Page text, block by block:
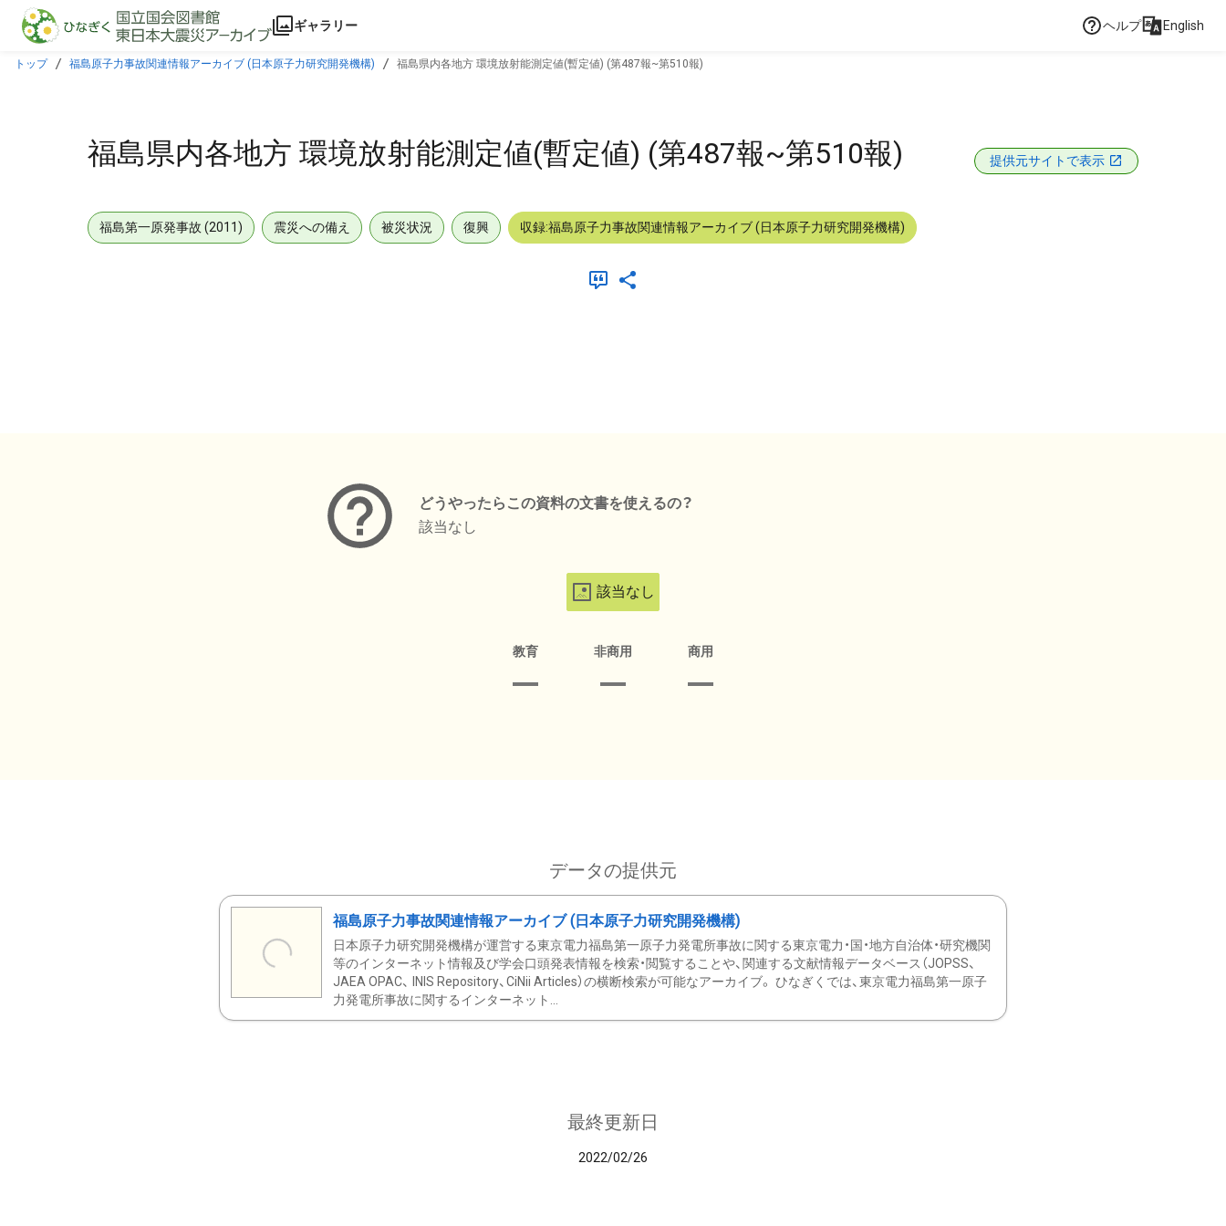
本文に飛ぶ
ギャラリー ヘルプ English
トップ 福島原子力事故関連情報アーカイブ (日本原子力研究開発機構) 福島県内各地方 環境放射能測定値(暫定値) (第487報~第510報)
福島県内各地方 環境放射能測定値(暫定値) (第487報~第510報) 提供元サイトで表示
福島第一原発事故 (2011) 震災への備え 被災状況 復興 収録:福島原子力事故関連情報アーカイブ (日本原子力研究開発機構)
どうやったらこの資料の文書を使えるの？
該当なし
該当なし
教育 非商用 商用
データの提供元
福島原子力事故関連情報アーカイブ (日本原子力研究開発機構)
日本原子力研究開発機構が運営する東京電力福島第一原子力発電所事故に関する東京電力・国・地方自治体・研究機関
等のインターネット情報及び学会口頭発表情報を検索・閲覧することや、関連する文献情報データベース（JOPSS、
JAEA OPAC、 INIS Repository、CiNii Articles）の横断検索が可能なアーカイブ。 ひなぎくでは、東京電力福島第一原子
力発電所事故に関するインターネット...
最終更新日
2022/02/26